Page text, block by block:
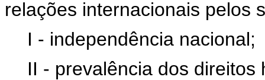
relações internacionais pelos
I - independência nacional;
II - prevalência dos direitos